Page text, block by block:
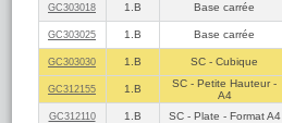
GC303018 1.B Base carrée
GC303025 1.B Base carrée
GC303030 1.B SC - Cubique
GC312155 1.B
SC - Petite Hauteur -
A4
GC312110 1.B SC - Plate - Format A4